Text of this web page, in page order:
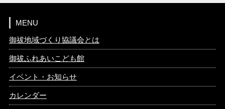
MENU
御祓地域づくり協議会とは
御祓ふれあいこども館
イベント・お知らせ
カレンダー